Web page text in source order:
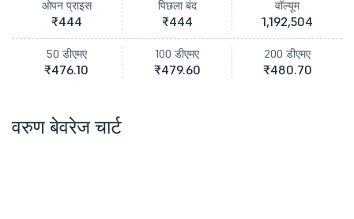
ओपन प्राइस
₹444
पिछला बंद
₹444
वॉल्यूम
1,192,504
50 डीएमए
₹476.10
100 डीएमए
₹479.60
200 डीएमए
₹480.70
वरुण बेवरेज चार्ट